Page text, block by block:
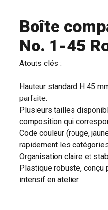
Boîte
No. 1-45
Atouts clés :
Hauteur standard H 45
parfaite.
Plusieurs tailles
composition qui
Code couleur (rouge,
rapidement les
Organisation claire et
Plastique robuste, conçu
intensif en atelier.